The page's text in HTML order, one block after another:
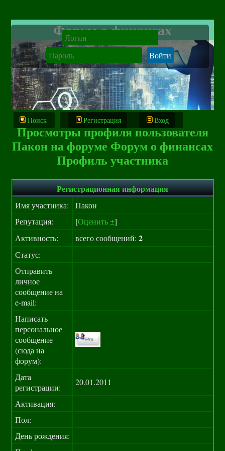
Форум о финансах
Поиск Регистрация Вход
Просмотры профиля пользователя
Пакон на форуме Форум о финансах
Профиль участника
Регистрационная информация
Имя участника:
Пакон
Репутация:
[Оценить ±]
Активность:
всего сообщений: 2
Статус:
Отправить
личное
сообщение на
e-mail:
Написать
персональное
сообщение
(сюда на
форум):
Дата
регистрации:
20.01.2011
Активация:
Пол:
День рождения: